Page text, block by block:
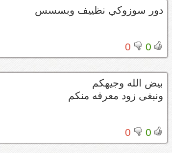
دور سوزوكي نظييف وبسسس
0
0
بيض الله وجيهكم
ونبغى زود معرفه منكم
0
0